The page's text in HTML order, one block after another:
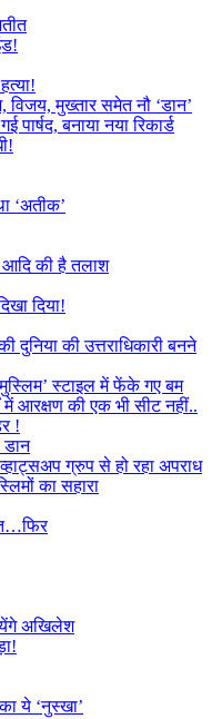
मुख्तार समेत नौ ‘डान’
पार्षद, बनाया नया रिकार्ड
‘अतीक’
आदि की है तलाश
दिया!
की उत्तराधिकारी बनने
स्टाइल में फेंके गए बम
आरक्षण की एक भी सीट नहीं..
!
डान
ग्रुप से हो रहा अपराध
का सहारा
अखिलेश
ये ‘नुस्खा’